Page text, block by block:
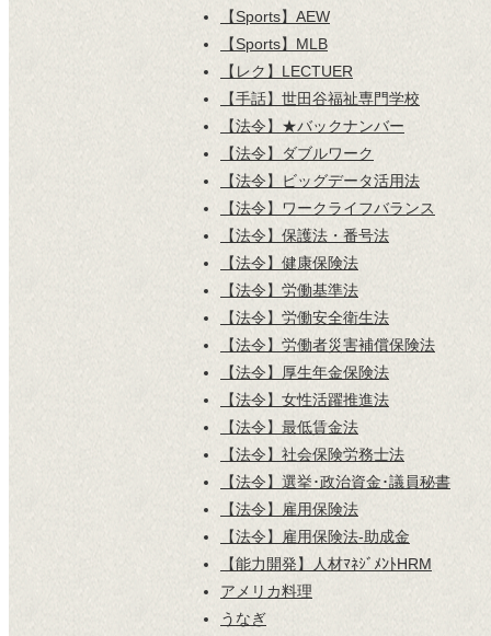
【Sports】AEW
【Sports】MLB
【レク】LECTUER
【手話】世田谷福祉専門学校
【法令】★バックナンバー
【法令】ダブルワーク
【法令】ビッグデータ活用法
【法令】ワークライフバランス
【法令】保護法・番号法
【法令】健康保険法
【法令】労働基準法
【法令】労働安全衛生法
【法令】労働者災害補償保険法
【法令】厚生年金保険法
【法令】女性活躍推進法
【法令】最低賃金法
【法令】社会保険労務士法
【法令】選挙･政治資金･議員秘書
【法令】雇用保険法
【法令】雇用保険法-助成金
【能力開発】人材ﾏﾈｼﾞﾒﾝﾄHRM
アメリカ料理
うなぎ